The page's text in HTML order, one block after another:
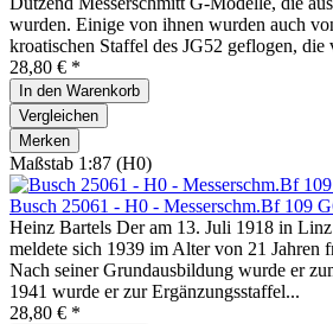
wurden. Einige von ihnen wurden auch
kroatischen Staffel des JG52 geflogen, die
28,80 € *
In den Warenkorb
Vergleichen
Merken
Maßstab 1:87 (H0)
Busch 25061 - H0 - Messerschm.Bf 109
Heinz Bartels Der am 13. Juli 1918 in
meldete sich 1939 im Alter von 21
Nach seiner Grundausbildung wurde er
1941 wurde er zur Ergänzungsstaffel...
28,80 € *